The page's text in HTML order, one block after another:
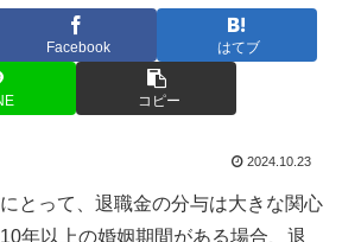
Facebook はてブ
コピー
2024.10.23
とって、退職金の分与は大きな関心
年以上の婚姻期間がある場合、退